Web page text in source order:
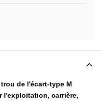
de l'écart-type M
l'exploitation, carrière,